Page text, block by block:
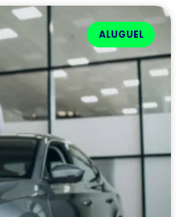
ALUGUEL